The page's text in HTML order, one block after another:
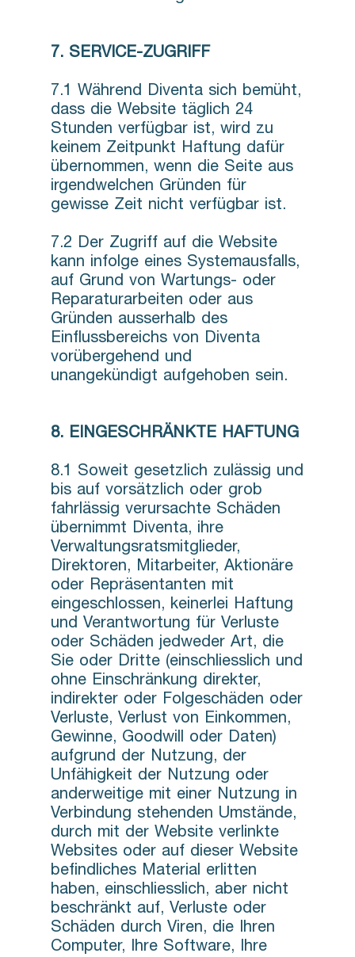
7. SERVICE-ZUGRIFF
7.1 Während Diventa sich bemüht,
dass die Website täglich 24
Stunden verfügbar ist, wird zu
keinem Zeitpunkt Haftung dafür
übernommen, wenn die Seite aus
irgendwelchen Gründen für
gewisse Zeit nicht verfügbar ist.
7.2 Der Zugriff auf die Website
kann infolge eines Systemausfalls,
auf Grund von Wartungs- oder
Reparaturarbeiten oder aus
Gründen ausserhalb des
Einflussbereichs von Diventa
vorübergehend und
unangekündigt aufgehoben sein.
8. EINGESCHRÄNKTE HAFTUNG
8.1 Soweit gesetzlich zulässig und
bis auf vorsätzlich oder grob
fahrlässig verursachte Schäden
übernimmt Diventa, ihre
Verwaltungsratsmitglieder,
Direktoren, Mitarbeiter, Aktionäre
oder Repräsentanten mit
eingeschlossen, keinerlei Haftung
und Verantwortung für Verluste
oder Schäden jedweder Art, die
Sie oder Dritte (einschliesslich und
ohne Einschränkung direkter,
indirekter oder Folgeschäden oder
Verluste, Verlust von Einkommen,
Gewinne, Goodwill oder Daten)
aufgrund der Nutzung, der
Unfähigkeit der Nutzung oder
anderweitige mit einer Nutzung in
Verbindung stehenden Umstände,
durch mit der Website verlinkte
Websites oder auf dieser Website
befindliches Material erlitten
haben, einschliesslich, aber nicht
beschränkt auf, Verluste oder
Schäden durch Viren, die Ihren
Computer, Ihre Software, Ihre